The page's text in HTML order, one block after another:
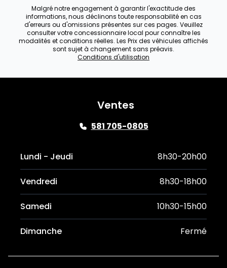
Malgré notre engagement à garantir l'exactitude des
informations, nous déclinons toute responsabilité en cas
d'erreurs ou d'omissions présentes sur ces pages. Veuillez
consulter votre concessionnaire local pour connaître les
modalités et conditions réelles. Les Prix des véhicules affichés
sont sujet à changement sans préavis.
Conditions d'utilisation
Ventes
581 705-0805
Lundi - Jeudi 8h30-20h00
Vendredi 8h30-18h00
Samedi 10h30-15h00
Dimanche Fermé